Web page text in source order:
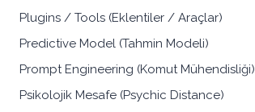
Plugins / Tools (Eklentiler / Araçlar)
Predictive Model (Tahmin Modeli)
Prompt Engineering (Komut Mühendisliği)
Psikolojik Mesafe (Psychic Distance)